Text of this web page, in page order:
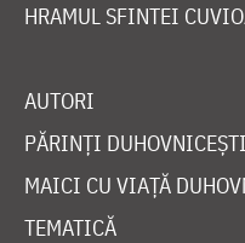
HRAMUL SFINTEI
AUTORI
PĂRINȚI DUHOVNICEȘTI
MAICI CU VIAȚĂ
TEMATICĂ